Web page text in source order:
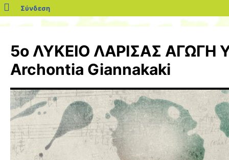
blogs.sch.gr
Σύνδεση
περιεχόμενο
5ο ΛΥΚΕΙΟ ΛΑΡΙΣΑΣ ΑΓΩΓΗ
Archontia Giannakaki